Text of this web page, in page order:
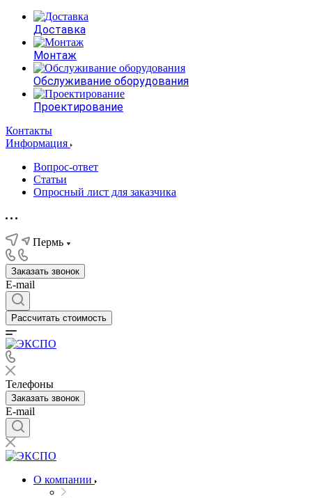
Доставка
Монтаж
Обслуживание оборудования
Проектирование
Контакты
Информация
Вопрос-ответ
Статьи
Опросный лист для заказчика
Пермь
Заказать звонок
E-mail
Рассчитать стоимость
Телефоны
Заказать звонок
E-mail
О компании